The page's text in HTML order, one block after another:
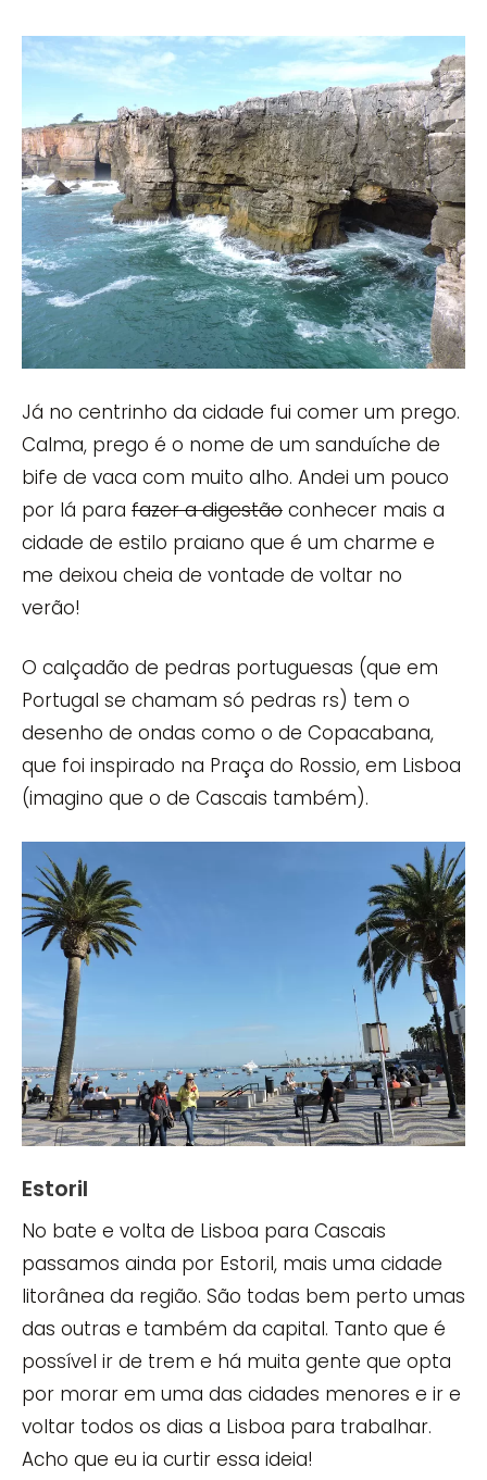
Já no centrinho da cidade fui comer um prego.
Calma, prego é o nome de um sanduíche de
bife de vaca com muito alho. Andei um pouco
por lá para fazer a digestão conhecer mais a
cidade de estilo praiano que é um charme e
me deixou cheia de vontade de voltar no
verão!
O calçadão de pedras portuguesas (que em
Portugal se chamam só pedras rs) tem o
desenho de ondas como o de Copacabana,
que foi inspirado na Praça do Rossio, em Lisboa
(imagino que o de Cascais também).
Estoril
No bate e volta de Lisboa para Cascais
passamos ainda por Estoril, mais uma cidade
litorânea da região. São todas bem perto umas
das outras e também da capital. Tanto que é
possível ir de trem e há muita gente que opta
por morar em uma das cidades menores e ir e
voltar todos os dias a Lisboa para trabalhar.
Acho que eu ia curtir essa ideia!